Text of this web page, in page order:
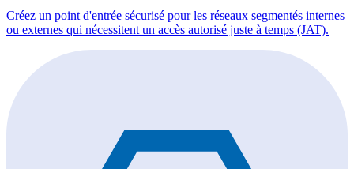
Créez un point d'entrée sécurisé pour les réseaux segmentés internes
ou externes qui nécessitent un accès autorisé juste à temps (JAT).